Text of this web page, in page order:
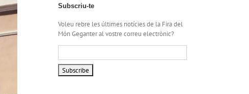
Subscriu-te
Voleu rebre les últimes notícies de la Fira del
Món Geganter al vostre correu electrònic?